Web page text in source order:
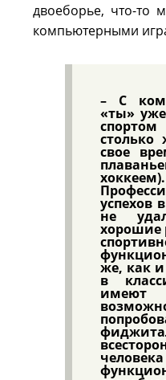
двоеборье, что-то
компьютерными
– С
«ты»
столько
свое
хоккеем).
успехов
не
хорошие
же, как
в
имеют